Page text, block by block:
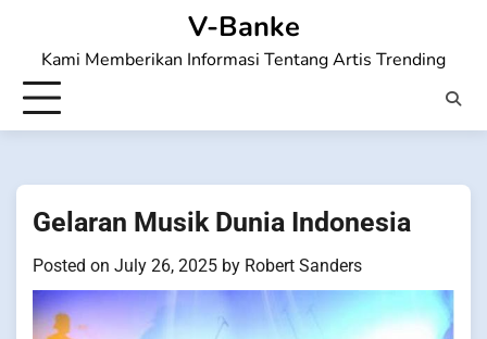
content
V-Banke
Kami Memberikan Informasi Tentang Artis Trending
Gelaran Musik Dunia Indonesia
Posted on July 26, 2025 by Robert Sanders